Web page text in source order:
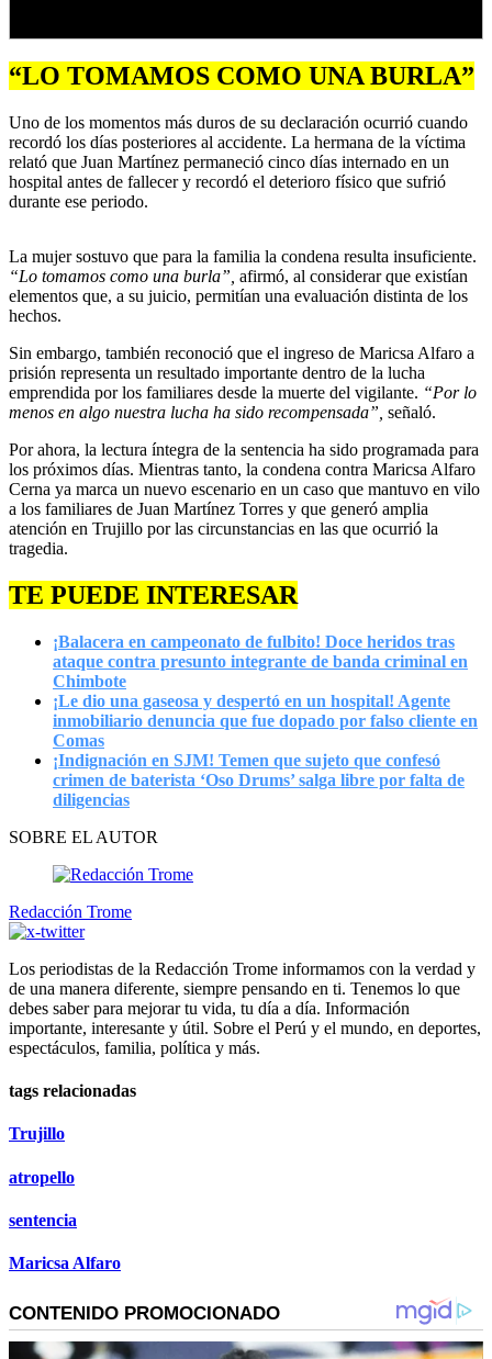
“LO TOMAMOS COMO UNA BURLA”
Uno de los momentos más duros de su declaración ocurrió cuando
recordó los días posteriores al accidente. La hermana de la víctima
relató que Juan Martínez permaneció cinco días internado en un
hospital antes de fallecer y recordó el deterioro físico que sufrió
durante ese periodo.
La mujer sostuvo que para la familia la condena resulta insuficiente.
“Lo tomamos como una burla”, afirmó, al considerar que existían
elementos que, a su juicio, permitían una evaluación distinta de los
hechos.
Sin embargo, también reconoció que el ingreso de Maricsa Alfaro a
prisión representa un resultado importante dentro de la lucha
emprendida por los familiares desde la muerte del vigilante. “Por lo
menos en algo nuestra lucha ha sido recompensada”, señaló.
Por ahora, la lectura íntegra de la sentencia ha sido programada para
los próximos días. Mientras tanto, la condena contra Maricsa Alfaro
Cerna ya marca un nuevo escenario en un caso que mantuvo en vilo
a los familiares de Juan Martínez Torres y que generó amplia
atención en Trujillo por las circunstancias en las que ocurrió la
tragedia.
TE PUEDE INTERESAR
¡Balacera en campeonato de fulbito! Doce heridos tras
ataque contra presunto integrante de banda criminal en
Chimbote
¡Le dio una gaseosa y despertó en un hospital! Agente
inmobiliario denuncia que fue dopado por falso cliente en
Comas
¡Indignación en SJM! Temen que sujeto que confesó
crimen de baterista ‘Oso Drums’ salga libre por falta de
diligencias
SOBRE EL AUTOR
Redacción Trome
Los periodistas de la Redacción Trome informamos con la verdad y
de una manera diferente, siempre pensando en ti. Tenemos lo que
debes saber para mejorar tu vida, tu día a día. Información
importante, interesante y útil. Sobre el Perú y el mundo, en deportes,
espectáculos, familia, política y más.
tags relacionadas
Trujillo
atropello
sentencia
Maricsa Alfaro